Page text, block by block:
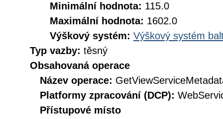
Minimální hodnota: 115.0
Maximální hodnota: 1602.0
Výškový systém: Výškový systém
Typ vazby: těsný
Obsahovaná operace
Název operace:
Platformy zpracování (DCP):
Přístupové místo